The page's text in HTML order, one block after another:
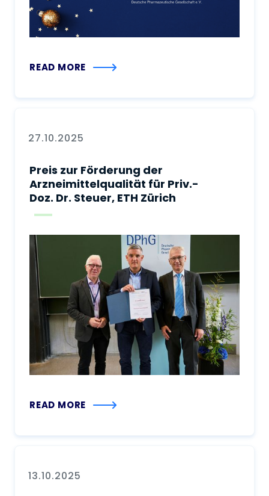
READ MORE
27.10.2025
Preis zur Förderung der
Arzneimittelqualität für Priv.-
Doz. Dr. Steuer, ETH Zürich
READ MORE
13.10.2025